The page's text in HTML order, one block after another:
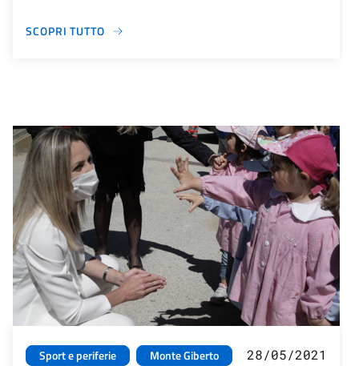
SCOPRI TUTTO
Sport e periferie
Monte Giberto
28/05/2021